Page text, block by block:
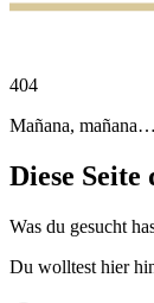
404
Mañana, mañana…
Diese
Was du gesucht
Du wolltest hier